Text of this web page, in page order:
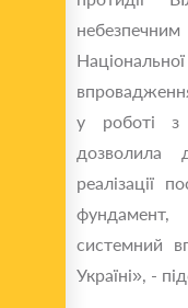
у роботі з
дозволила
реалізації
системний
Україні», -